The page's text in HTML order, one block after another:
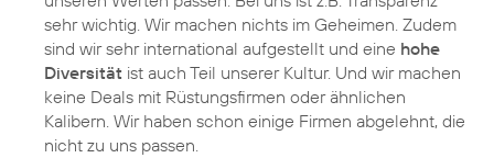
sehr wichtig. Wir machen nichts im Geheimen. Zudem
sind wir sehr international aufgestellt und eine hohe
Diversität ist auch Teil unserer Kultur. Und wir machen
keine Deals mit Rüstungsfirmen oder ähnlichen
Kalibern. Wir haben schon einige Firmen abgelehnt, die
nicht zu uns passen.